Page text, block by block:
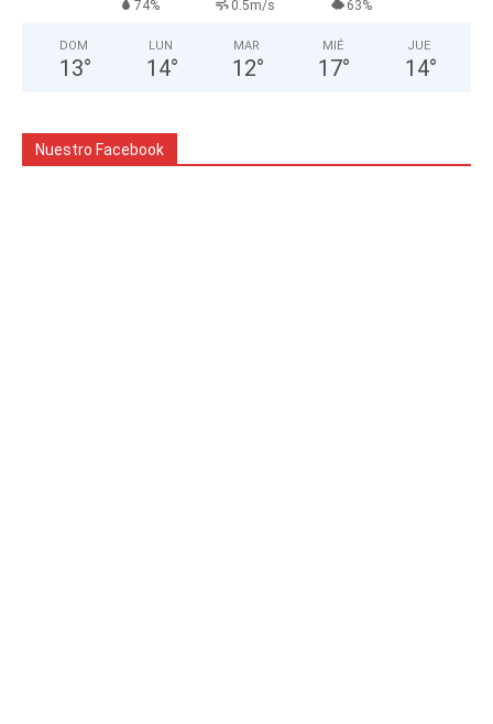
74% 0.5m/s 63%
DOM
13°
LUN
14°
MAR
12°
MIÉ
17°
JUE
14°
Nuestro Facebook